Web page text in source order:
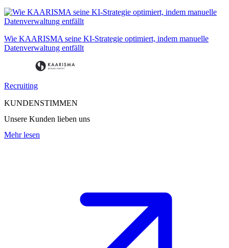
Wie KAARISMA seine KI-Strategie optimiert, indem manuelle
Datenverwaltung entfällt
Recruiting
KUNDENSTIMMEN
Unsere Kunden lieben uns
Mehr lesen